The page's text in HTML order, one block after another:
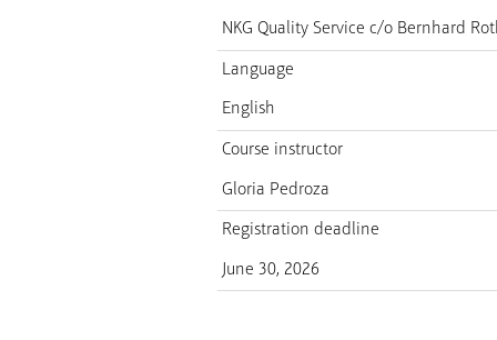
NKG Quality Servicec/o Bernhard
Language
English
Course instructor
Gloria Pedroza
Registration deadline
June 30, 2026